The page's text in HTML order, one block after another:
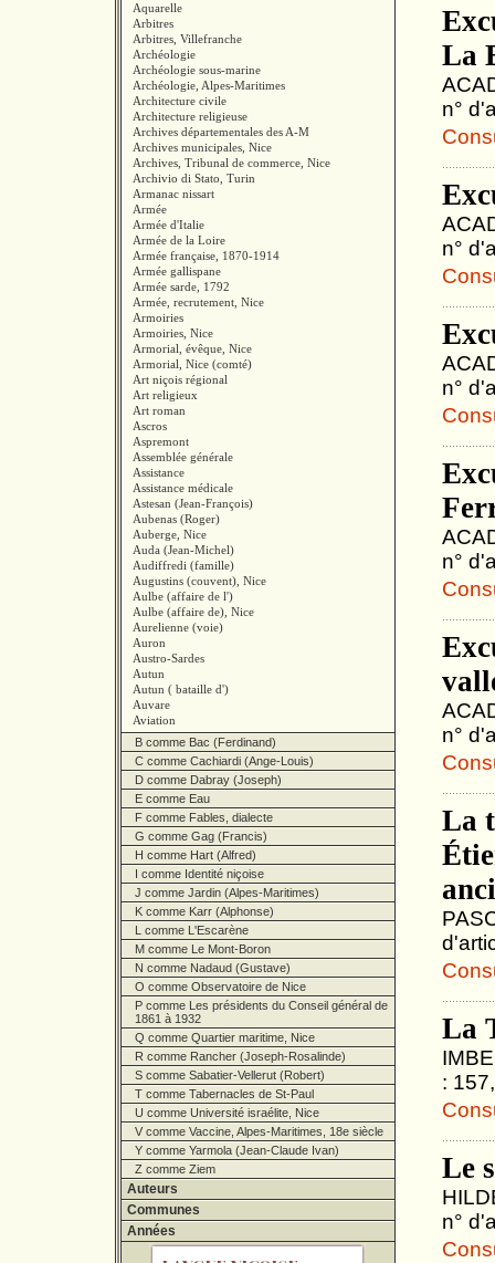
Aquarelle
Arbitres
Arbitres, Villefranche
Archéologie
Archéologie sous-marine
Archéologie, Alpes-Maritimes
Architecture civile
Architecture religieuse
Archives départementales des A-M
Archives municipales, Nice
Archives, Tribunal de commerce, Nice
Archivio di Stato, Turin
Armanac nissart
Armée
Armée d'Italie
Armée de la Loire
Armée française, 1870-1914
Armée gallispane
Armée sarde, 1792
Armée, recrutement, Nice
Armoiries
Armoiries, Nice
Armorial, évêque, Nice
Armorial, Nice (comté)
Art niçois régional
Art religieux
Art roman
Ascros
Aspremont
Assemblée générale
Assistance
Assistance médicale
Astesan (Jean-François)
Aubenas (Roger)
Auberge, Nice
Auda (Jean-Michel)
Audiffredi (famille)
Augustins (couvent), Nice
Aulbe (affaire de l')
Aulbe (affaire de), Nice
Aurelienne (voie)
Auron
Austro-Sardes
Autun
Autun ( bataille d')
Auvare
Aviation
B comme Bac (Ferdinand)
C comme Cachiardi (Ange-Louis)
D comme Dabray (Joseph)
E comme Eau
F comme Fables, dialecte
G comme Gag (Francis)
H comme Hart (Alfred)
I comme Identité niçoise
J comme Jardin (Alpes-Maritimes)
K comme Karr (Alphonse)
L comme L'Escarène
M comme Le Mont-Boron
N comme Nadaud (Gustave)
O comme Observatoire de Nice
P comme Les présidents du Conseil général de
1861 à 1932
Q comme Quartier maritime, Nice
R comme Rancher (Joseph-Rosalinde)
S comme Sabatier-Vellerut (Robert)
T comme Tabernacles de St-Paul
U comme Université israélite, Nice
V comme Vaccine, Alpes-Maritimes, 18e siècle
Y comme Yarmola (Jean-Claude Ivan)
Z comme Ziem
Auteurs
Communes
Années
La
n°
n°
n°
n°
n°
La
La
:
Le
n°